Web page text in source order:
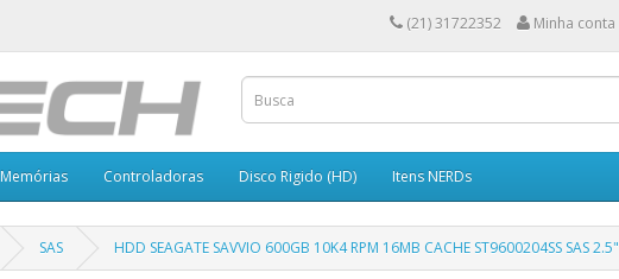
(21) 31722352 Minha conta
Memórias Controladoras Disco Rigido (HD) Itens NERDs
SAS HDD SEAGATE SAVVIO 600GB 10K4 RPM 16MB CACHE ST9600204SS SAS 2.5"